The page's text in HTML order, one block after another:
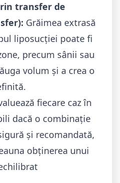
transfer de
Grăimea extrasă
liposucției poate fi
precum sânii sau
volum și a crea o
fiecare caz în
dacă o combinație
și recomandată,
obținerea unui